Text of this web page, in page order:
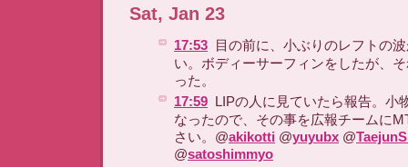
Sat, Jan 23
17:53 目の前に、小ぶりのレフトの
い。ボディーサーフィンをしたが、
った。
17:59 LIPの人に見ていたら報告。小
なったので、その事を広報チームに
さい。@akikotti @yuyubx @
@satoshimmyo